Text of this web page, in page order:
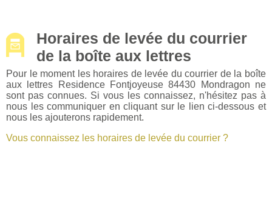
Horaires de levée du courrier
de la boîte aux lettres
Pour le moment les horaires de levée du courrier de la boîte
aux lettres Residence Fontjoyeuse 84430 Mondragon ne
sont pas connues. Si vous les connaissez, n'hésitez pas à
nous les communiquer en cliquant sur le lien ci-dessous et
nous les ajouterons rapidement.
Vous connaissez les horaires de levée du courrier ?